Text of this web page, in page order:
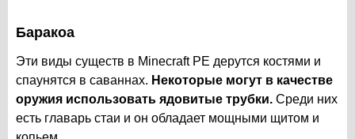
Баракоа
Эти виды существ в Minecraft PE дерутся костями и
спаунятся в саваннах. Некоторые могут в качестве
оружия использовать ядовитые трубки. Среди них
есть главарь стаи и он обладает мощными щитом и